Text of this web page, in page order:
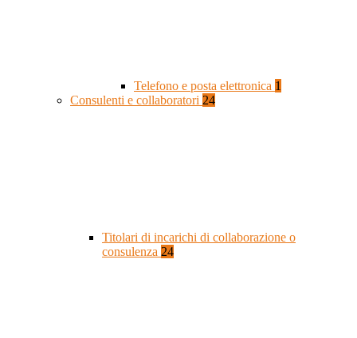
Telefono e posta elettronica 1
Consulenti e collaboratori 24
Titolari di incarichi di collaborazione o
consulenza 24